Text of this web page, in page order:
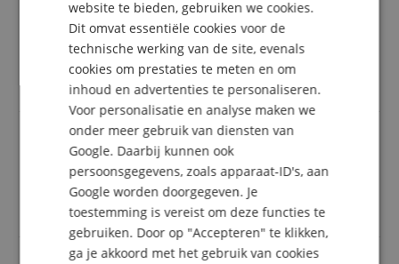
plaatsgevonden: Alleen klanten die in onze online
winkel geregistreerd zijn en het product
hun klantenaccount een beoordeling voor het
artikel geven.
op 11.07.2026
Deze beoordeling is automatisch vertaald. Originele taal
geverifieerde aankoop
SPANISH
website te bieden, gebruiken we cookies.
Dit omvat essentiële cookies voor de
technische werking van de site, evenals
cookies om prestaties te meten en om
inhoud en advertenties te personaliseren.
Voor personalisatie en analyse maken we
onder meer gebruik van diensten van
Google. Daarbij kunnen ook
persoonsgegevens, zoals apparaat-ID's, aan
Google worden doorgegeven. Je
toestemming is vereist om deze functies te
gebruiken. Door op "Accepteren" te klikken,
ga je akkoord met het gebruik van cookies